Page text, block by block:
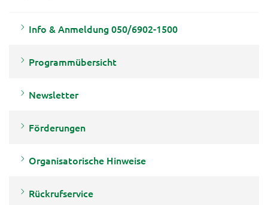
Info & Anmeldung 050/6902-1500
Programmübersicht
Newsletter
Förderungen
Organisatorische Hinweise
Rückrufservice